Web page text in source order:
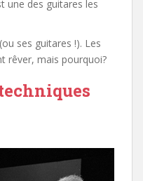
une des guitares les
ses guitares !). Les
rêver, mais pourquoi?